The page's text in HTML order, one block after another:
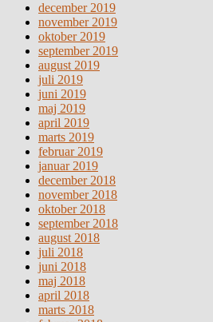
december 2019
november 2019
oktober 2019
september 2019
august 2019
juli 2019
juni 2019
maj 2019
april 2019
marts 2019
februar 2019
januar 2019
december 2018
november 2018
oktober 2018
september 2018
august 2018
juli 2018
juni 2018
maj 2018
april 2018
marts 2018